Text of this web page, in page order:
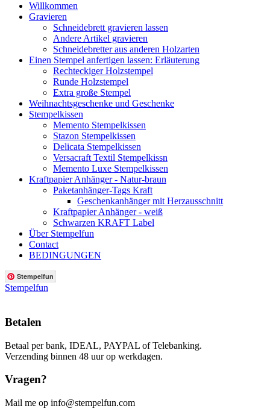
Willkommen
Gravieren
Schneidebrett gravieren lassen
Andere Artikel gravieren
Schneidebretter aus anderen Holzarten
Einen Stempel anfertigen lassen: Erläuterung
Rechteckiger Holzstempel
Runde Holzstempel
Extra große Stempel
Weihnachtsgeschenke und Geschenke
Stempelkissen
Memento Stempelkissen
Stazon Stempelkissen
Delicata Stempelkissen
Versacraft Textil Stempelkissn
Memento Luxe Stempelkissen
Kraftpapier Anhänger - Natur-braun
Paketanhänger-Tags Kraft
Geschenkanhänger mit Herzausschnitt
Kraftpapier Anhänger - weiß
Schwarzen KRAFT Label
Über Stempelfun
Contact
BEDINGUNGEN
Stempelfun
Stempelfun
Betalen
Betaal per bank, IDEAL, PAYPAL of Telebanking.
Verzending binnen 48 uur op werkdagen.
Vragen?
Mail me op info@stempelfun.com